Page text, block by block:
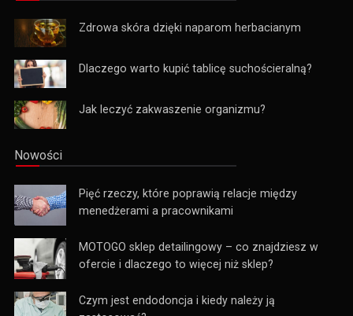
Zdrowa skóra dzięki naparom herbacianym
Dlaczego warto kupić tablicę suchościeralną?
Jak leczyć zakwaszenie organizmu?
Nowości
Pięć rzeczy, które poprawią relacje między
menedżerami a pracownikami
MOTOGO sklep detailingowy – co znajdziesz w
ofercie i dlaczego to więcej niż sklep?
Czym jest endodoncja i kiedy należy ją